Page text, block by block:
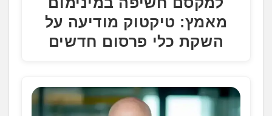
מאמץ: טיקטוק מודיעה על
השקת כלי פרסום חדשים